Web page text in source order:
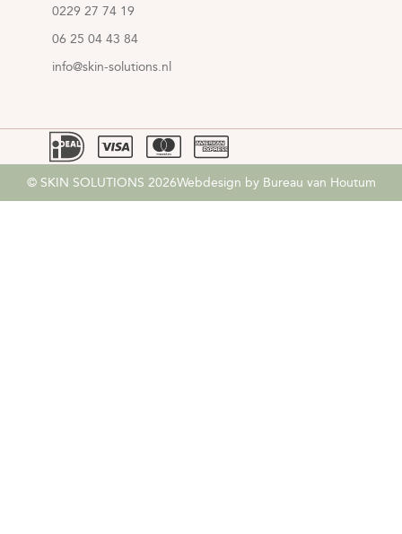
0229 27 74 19
06 25 04 43 84
info@skin-solutions.nl
© SKIN SOLUTIONS 2026Webdesign by Bureau van Houtum